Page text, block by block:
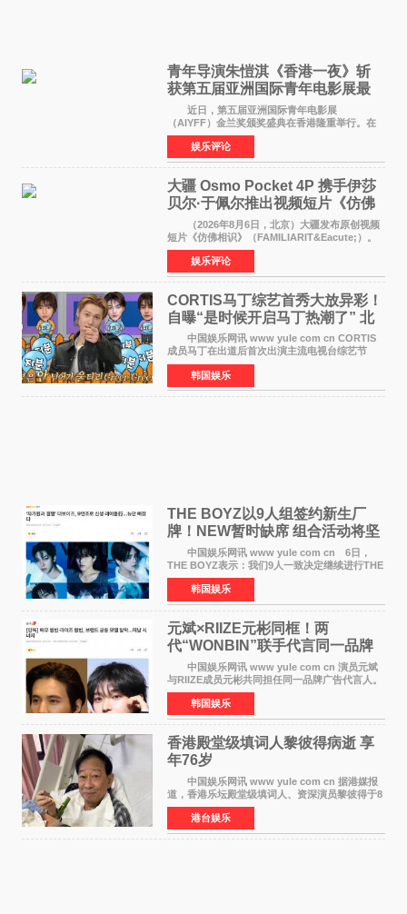
青年导演朱愷淇《香港一夜》斩
获第五届亚洲国际青年电影展最
佳剧本改编奖
近日，第五届亚洲国际青年电影展
（AIYFF）金兰奖颁奖盛典在香港隆重举行。在
这场汇聚数百位海内外电影人、文化界人士及媒
体代表的亚洲青年影视盛会上，香港本土电影
《香港一夜》（Dawn in Ho
娱乐评论
大疆 Osmo Pocket 4P 携手伊莎
贝尔·于佩尔推出视频短片《仿佛
相识》
（2026年8月6日，北京）大疆发布原创视频
短片《仿佛相识》（FAMILIARIT&Eacute;）。
视频短片由戛纳国际电影节最佳女演员伊莎贝尔·
于佩尔（Isabelle Huppert）主演，全程使用大
疆首款双主摄口
娱乐评论
CORTIS马丁综艺首秀大放异彩！
自曝“是时候开启马丁热潮了” 北
美巡演火热进行中
中国娱乐网讯 www yule com cn CORTIS
成员马丁在出道后首次出演主流电视台综艺节
目，展现了多才多艺的魅力。 马丁出演了5日
播出的MBC《Radio Star》Fashion与Passion
之间，I&lsquo;m
韩国娱乐
THE BOYZ以9人组签约新生厂
牌！NEW暂时缺席 组合活动将坚
定不移继续
中国娱乐网讯 www yule com cn 6日，
THE BOYZ表示：我们9人一致决定继续进行THE
BOYZ组合活动，并且已经完成了组合团体活动
签约。目前正在新生厂牌下进行活动准备。尚未
离开THE BOYZ原所
韩国娱乐
元斌×RIIZE元彬同框！两
代“WONBIN”联手代言同一品牌
颜值天花板合体
中国娱乐网讯 www yule com cn 演员元斌
与RIIZE成员元彬共同担任同一品牌广告代言人。
6日据独家报道，继演员元斌之后，RIIZE元彬最
近也被选为某在线中介平台A公司的共同广告代言
人，两人将作
韩国娱乐
香港殿堂级填词人黎彼得病逝 享
年76岁​
中国娱乐网讯 www yule com cn 据港媒报
道，香港乐坛殿堂级填词人、资深演员黎彼得于8
月5日上午因病离世，终年76岁。好友钟志光透
露，黎彼得今年3月中风后便卧床休养，身体机能
持续衰退，最
港台娱乐